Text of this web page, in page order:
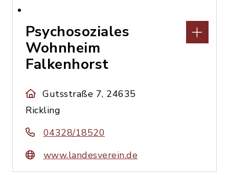
Psychosoziales
Wohnheim
Falkenhorst
Gutsstraße 7, 24635
Rickling
04328/18520
www.landesverein.de